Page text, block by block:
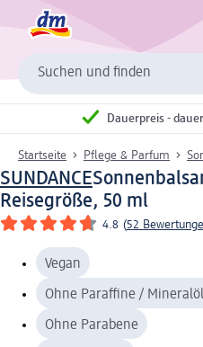
Suchen und finden
Dauerpreis -
Startseite Pflege & Parfum
SUNDANCE
Reisegröße, 50 ml
4.8 (52
Vegan
Ohne Paraffine /
Ohne Parabene